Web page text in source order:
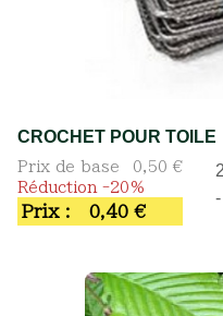
CROCHET POUR TOILE
Prix de base
0,50 €
Réduction -20%
Prix : 0,40 €